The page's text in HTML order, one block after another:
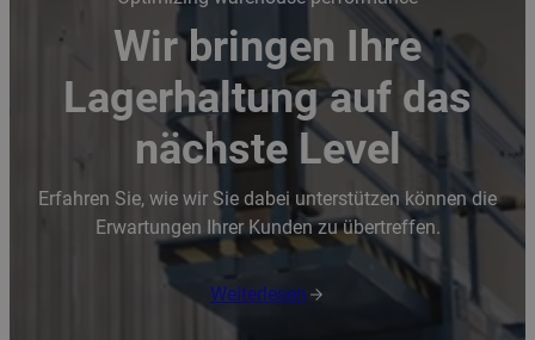
Wir bringen Ihre
Lagerhaltung auf das
nächste Level
Erfahren Sie, wie wir Sie dabei unterstützen können die
Erwartungen Ihrer Kunden zu übertreffen.
Weiterlesen